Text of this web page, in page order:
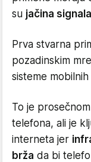
su jačina
Prva stvarna
pozadinskim
sisteme
To je
telefona, ali je
interneta jer
brža da bi